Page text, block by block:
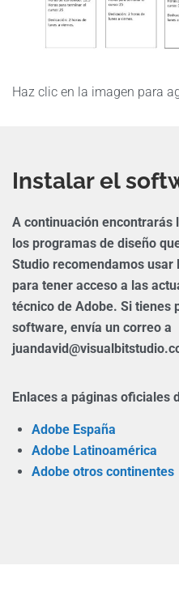
Haz clic en la imagen para
Instalar el
A continuación encontrarás
los programas de diseño
Studio recomendamos
para tener acceso a las
técnico de Adobe. Si tienes
software, envía un correo a
Enlaces a páginas oficiales
Adobe España
Adobe Latinoamérica
Adobe otros continentes